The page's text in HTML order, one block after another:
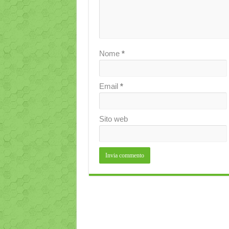
Nome *
Email *
Sito web